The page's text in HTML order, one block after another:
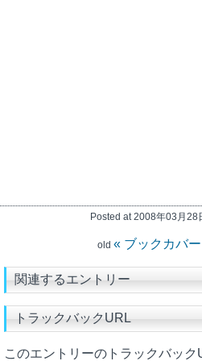
Posted at 2008年03月28
old « ブックカバー
関連するエントリー
トラックバックURL
このエントリーのトラックバック